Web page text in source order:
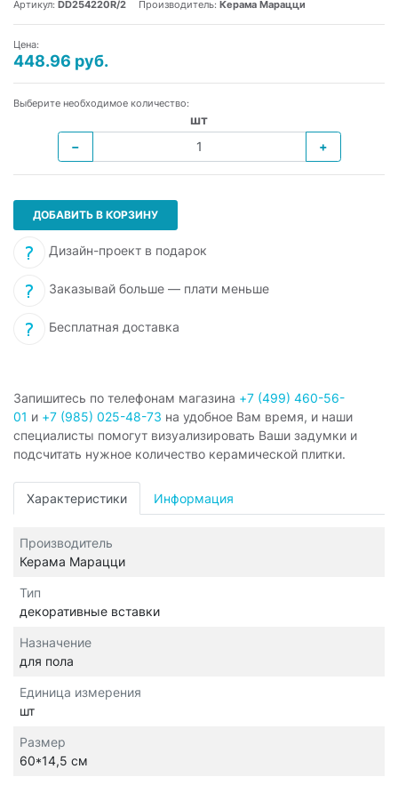
Артикул: DD254220R/2 Производитель: Керама Марацци
Цена:
448.96 руб.
Выберите необходимое количество:
шт
−
+
ДОБАВИТЬ В КОРЗИНУ
Дизайн-проект в подарок
Заказывай больше — плати меньше
Бесплатная доставка
Запишитесь по телефонам магазина +7 (499) 460-56-
01 и +7 (985) 025-48-73 на удобное Вам время, и наши
специалисты помогут визуализировать Ваши задумки и
подсчитать нужное количество керамической плитки.
Характеристики Информация
Производитель
Керама Марацци
Тип
декоративные вставки
Назначение
для пола
Единица измерения
шт
Размер
60*14,5 см